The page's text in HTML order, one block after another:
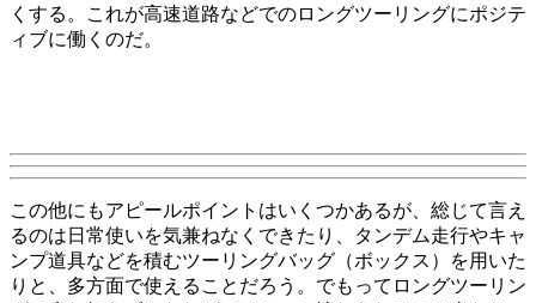
くする。これが高速道路などでのロングツーリングにポジテ
ィブに働くのだ。
この他にもアピールポイントはいくつかあるが、総じて言え
るのは日常使いを気兼ねなくできたり、タンデム走行やキャ
ンプ道具などを積むツーリングバッグ（ボックス）を用いた
りと、多方面で使えることだろう。でもってロングツーリン